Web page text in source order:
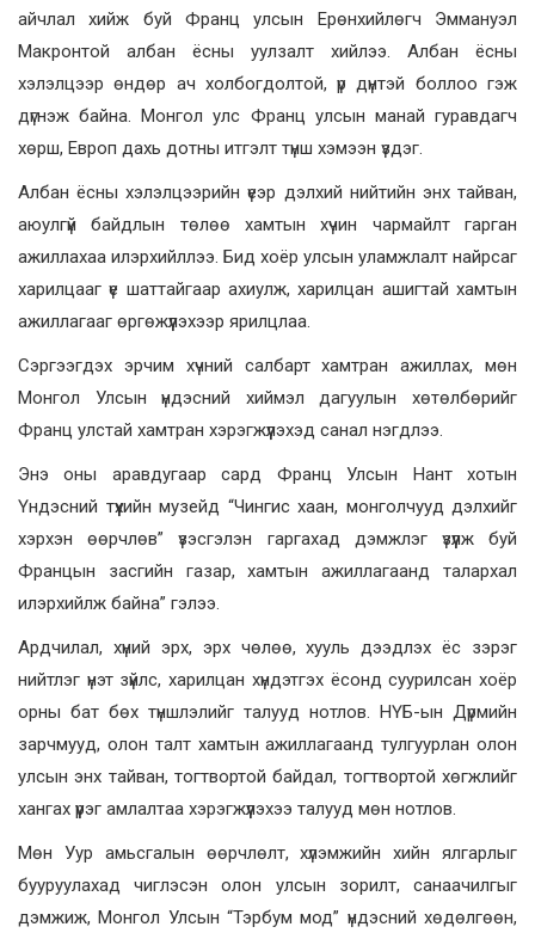
айчлал хийж буй Франц улсын Ерөнхийлөгч Эммануэл
Макронтой албан ёсны уулзалт хийлээ. Албан ёсны
хэлэлцээр өндөр ач холбогдолтой, үр дүнтэй боллоо гэж
дүгнэж байна. Монгол улс Франц улсын манай гуравдагч
хөрш, Европ дахь дотны итгэлт түнш хэмээн үздэг.
Албан ёсны хэлэлцээрийн үеэр дэлхий нийтийн энх тайван,
аюулгүй байдлын төлөө хамтын хүчин чармайлт гарган
ажиллахаа илэрхийллээ. Бид хоёр улсын уламжлалт найрсаг
харилцааг үе шаттайгаар ахиулж, харилцан ашигтай хамтын
ажиллагааг өргөжүүлэхээр ярилцлаа.
Сэргээгдэх эрчим хүчний салбарт хамтран ажиллах, мөн
Монгол Улсын үндэсний хиймэл дагуулын хөтөлбөрийг
Франц улстай хамтран хэрэгжүүлэхэд санал нэгдлээ.
Энэ оны аравдугаар сард Франц Улсын Нант хотын
Үндэсний түүхийн музейд “Чингис хаан, монголчууд дэлхийг
хэрхэн өөрчлөв” үзэсгэлэн гаргахад дэмжлэг үзүүлж буй
Францын засгийн газар, хамтын ажиллагаанд талархал
илэрхийлж байна” гэлээ.
Ардчилал, хүний эрх, эрх чөлөө, хууль дээдлэх ёс зэрэг
нийтлэг үнэт зүйлс, харилцан хүндэтгэх ёсонд суурилсан хоёр
орны бат бөх түншлэлийг талууд нотлов. НҮБ-ын Дүрмийн
зарчмууд, олон талт хамтын ажиллагаанд тулгуурлан олон
улсын энх тайван, тогтвортой байдал, тогтвортой хөгжлийг
хангах үүрэг амлалтаа хэрэгжүүлэхээ талууд мөн нотлов.
Мөн Уур амьсгалын өөрчлөлт, хүлэмжийн хийн ялгарлыг
бууруулахад чиглэсэн олон улсын зорилт, санаачилгыг
дэмжиж, Монгол Улсын “Тэрбум мод” үндэсний хөдөлгөөн,